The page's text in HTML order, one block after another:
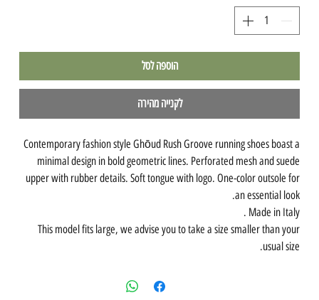
הוספה לסל
לקנייה מהירה
Contemporary fashion style Ghōud Rush Groove running shoes boast a
minimal design in bold geometric lines. Perforated mesh and suede
upper with rubber details. Soft tongue with logo. One-color outsole for
an essential look.
Made in Italy .
This model fits large, we advise you to take a size smaller than your
usual size.